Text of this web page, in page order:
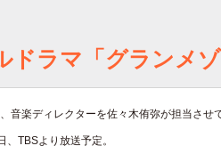
ドラマ「グランメゾ
音楽ディレクターを佐々木侑弥が担当させ
TBSより放送予定。